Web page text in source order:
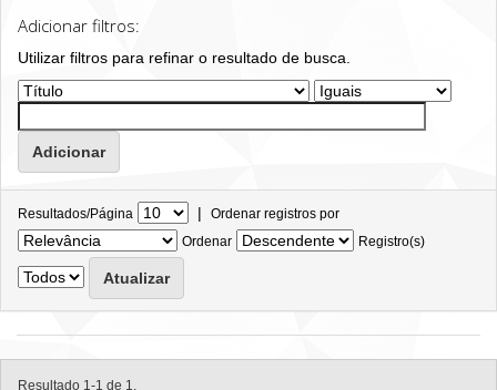
Adicionar filtros:
Utilizar filtros para refinar o resultado de busca.
Resultados/Página | Ordenar registros por
Ordenar
Registro(s)
Resultado 1-1 de 1.